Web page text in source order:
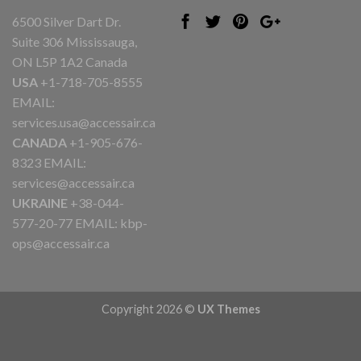
6500 Silver Dart Dr.
Suite 306 Mississauga,
ON L5P 1A2 Canada
USA +1-718-705-8555
EMAIL:
services.usa@accessair.ca
CANADA +1-905-676-
8323 EMAIL:
services@accessair.ca
UKRAINE +38-044-
577-20-77 EMAIL: kbp-
ops@accessair.ca
Copyright 2026 © UX Themes